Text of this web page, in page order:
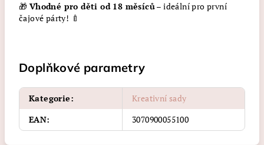
🎁 Vhodné pro děti od 18 měsíců– ideální pro první
čajové párty! 🍼
Doplňkové parametry
Kategorie:
Kreativní sady
EAN: 3070900055100